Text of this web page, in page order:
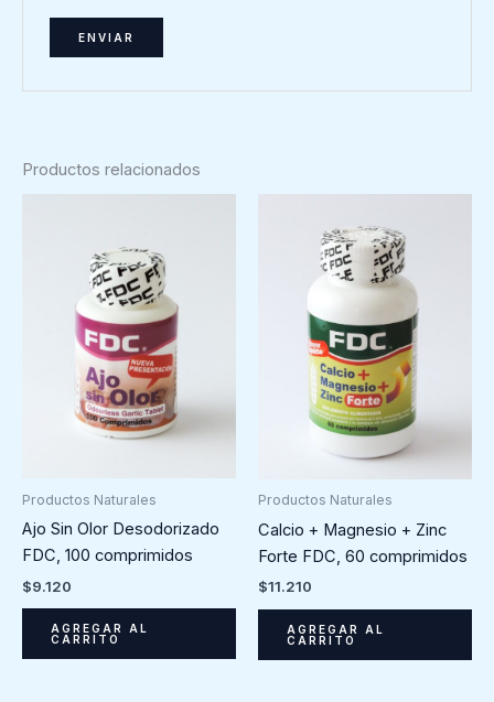
Productos relacionados
Productos Naturales
Ajo Sin Olor Desodorizado
FDC, 100 comprimidos
$9.120
AGREGAR AL
CARRITO
Productos Naturales
Calcio + Magnesio + Zinc
Forte FDC, 60 comprimidos
$11.210
AGREGAR AL
CARRITO